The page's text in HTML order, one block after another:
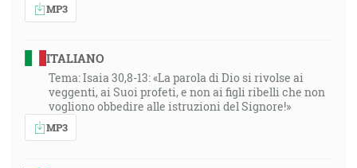
MP3
ITALIANO
Tema: Isaia 30,8-13: «La parola di Dio si rivolse ai
veggenti, ai Suoi profeti, e non ai figli ribelli che non
vogliono obbedire alle istruzioni del Signore!»
MP3